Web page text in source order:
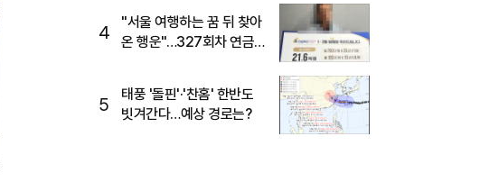
4
"서울 여행하는 꿈 뒤 찾아
온 행운"…327회차 연금
5
태풍 '돌핀'·'찬홈' 한반도
빗겨간다…예상 경로는?